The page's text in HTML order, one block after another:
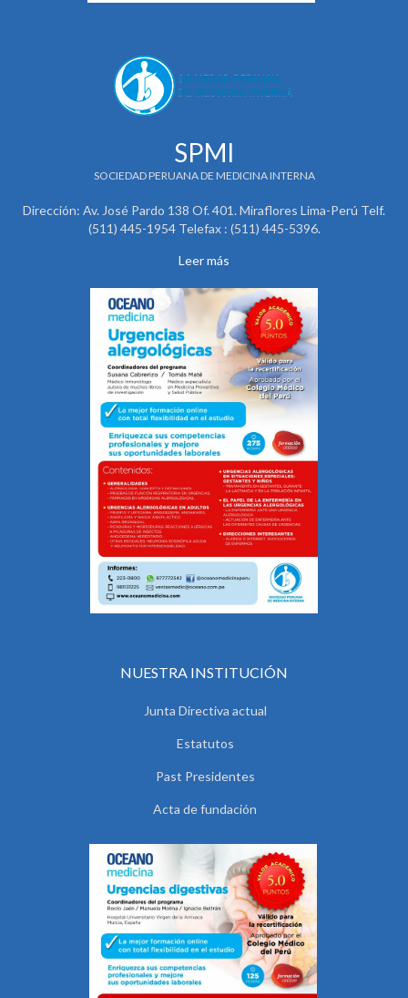
SPMI
SOCIEDAD PERUANA DE MEDICINA INTERNA
Dirección: Av. José Pardo 138 Of. 401. Miraflores Lima-Perú Telf.
(511) 445-1954 Telefax : (511) 445-5396.
Leer más
NUESTRA INSTITUCIÓN
Junta Directiva actual
Estatutos
Past Presidentes
Acta de fundación